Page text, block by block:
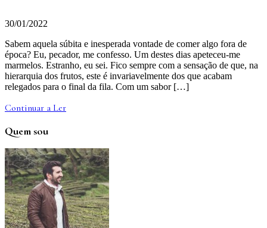
30/01/2022
Sabem aquela súbita e inesperada vontade de comer algo fora de
época? Eu, pecador, me confesso. Um destes dias apeteceu-me
marmelos. Estranho, eu sei. Fico sempre com a sensação de que, na
hierarquia dos frutos, este é invariavelmente dos que acabam
relegados para o final da fila. Com um sabor […]
Continuar a Ler
Quem sou